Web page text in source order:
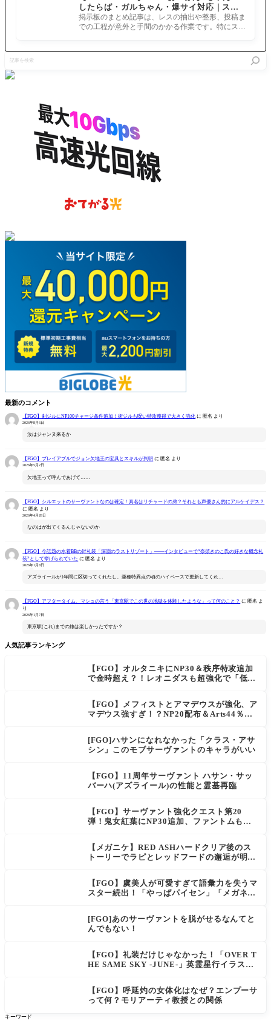
したらば・ガルちゃん・爆サイ対応｜スマ
ホでまとめ記事を作れるアプリ FGOのまと
め記事ができるまで
掲示板のまとめ記事は、レスの抽出や整形、投稿ま
での工程が意外と手間のかかる作業です。特にスマ
を
検
最新のコメント
【FGO】剣ジルにNP100チャージ条件追加！術ジルも呪い特攻獲得で大きく強化 に 匿名 より
2026年8月6日
汝はジャンヌ来るか
【FGO】プレイアブルでジョン欠地王の宝具とスキルが判明 に 匿名 より
2026年5月2日
欠地王って呼んであげて……
【FGO】シルエットのサーヴァントなのは確定！真名はリチャードの弟？それとも声優さん的にアルケイデス？
に匿名 より
2026年4月28日
なのはが出てくるんじゃないのか
【FGO】今話題の水着BBの絆礼装「深淵のラストリゾート」――インタビューで“奈須きのこ氏の好きな概念礼
装”として挙げられていた に 匿名 より
2026年1月8日
アズライールが1年間に区切ってくれたし、亜種特異点の頃のハイペースで更新してくれ…
【FGO】アフタータイム、マシュの言う「東京駅でこの世の地獄を体験したような」って何のこと？ に 匿名 よ
り
2026年1月7日
東京駅(これ)までの旅は楽しかったですか？
人気記事ランキング
【FGO】オルタニキにNP30＆秩序特攻追加
で金時超え？！レオニダスも超強化で「低レ
【FGO】メフィストとアマデウスが強化、ア
マデウス強すぎ！？NP20配布＆Arts44％強
[FGO]ハサンになれなかった「クラス・アサ
シン」このモブサーヴァントのキャラがいい
【FGO】11周年サーヴァント ハサン・サッ
バーハ(アズライール)の性能と霊基再臨
【FGO】サーヴァント強化クエスト第20
弾！鬼女紅葉にNP30追加、ファントムも大
【メガニケ】RED ASHハードクリア後のス
トーリーでラピとレッドフードの邂逅が明か
【FGO】虞美人が可愛すぎて語彙力を失うマ
スター続出！「やっぱパイセン」「メガネよ
[FGO]あのサーヴァントを脱がせるなんてと
んでもない！
【FGO】礼装だけじゃなかった！「OVER T
HE SAME SKY -JUNE-」英霊星行イラスト
【FGO】呼延灼の女体化はなぜ？エンプーサ
って何？モリアーティ教授との関係
キーワード
でも毒付
与で毒が
多いほど
与成功率
を30%アッ
プ(3ター
ー達[FG
O復刻 徳
川廻天迷
ップ召喚
(日替り)]
m/PqEToTL
F7I — TZ9
500(SAN4
+0000 2020